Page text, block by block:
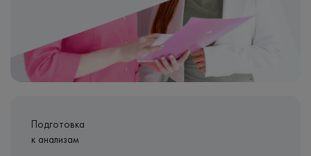
Подготовка
к анализам